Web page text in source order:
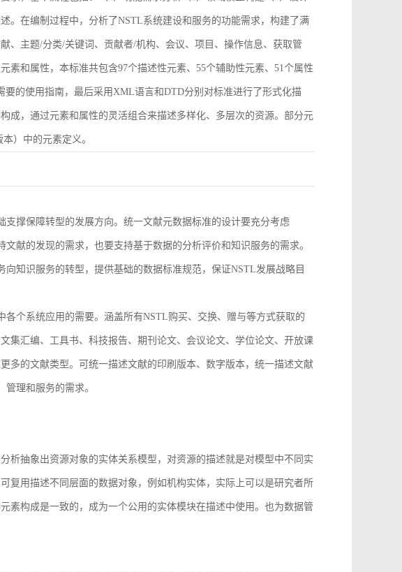
。在编制过程中，分析了NSTL系统建设和服务的功能需求，构建了满
、主题/分类/关键词、贡献者/机构、会议、项目、操作信息、获取管
素和属性，本标准共包含97个描述性元素、55个辅助性元素、51个属性
的使用指南，最后采用XML语言和DTD分别对标准进行了形式化描
成，通过元素和属性的灵活组合来描述多样化、多层次的资源。部分元
）中的元素定义。
撑保障转型的发展方向。统一文献元数据标准的设计要充分考虑
献的发现的需求，也要支持基于数据的分析评价和知识服务的需求。
知识服务的转型，提供基础的数据标准规范，保证NSTL发展战略目
个系统应用的需要。涵盖所有NSTL购买、交换、赠与等方式获取的
集汇编、工具书、科技报告、期刊论文、会议论文、学位论文、开放课
多的文献类型。可统一描述文献的印刷版本、数字版本，统一描述文献
理和服务的需求。
析抽象出资源对象的实体关系模型，对资源的描述就是对模型中不同实
复用描述不同层面的数据对象，例如机构实体，实际上可以是研究者所
素构成是一致的，成为一个公用的实体模块在描述中使用。也为数据管